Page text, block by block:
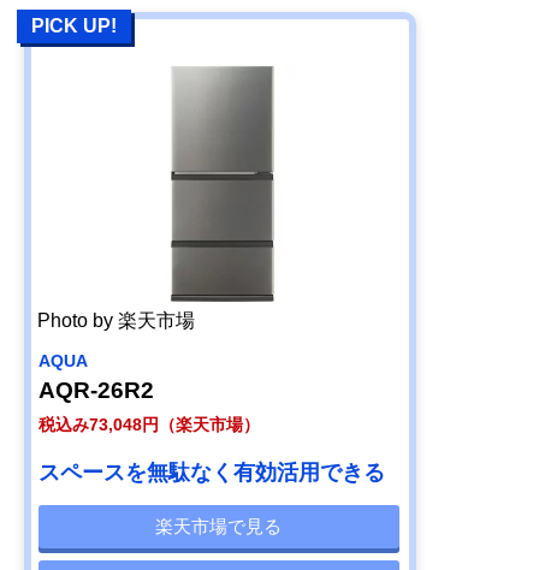
PICK UP!
Photo by 楽天市場
AQUA
AQR-26R2
税込み73,048円（楽天市場）
スペースを無駄なく有効活用できる
楽天市場で見る